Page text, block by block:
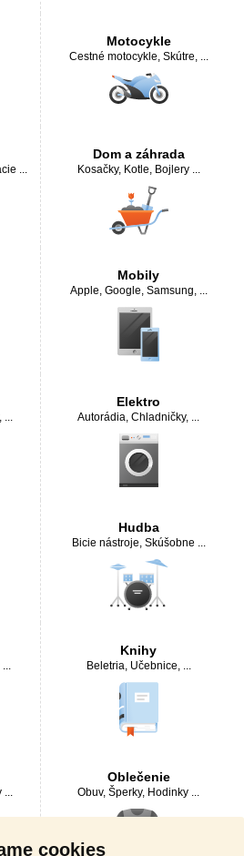
cookies
Motocykle
Cestné motocykle, Skútre, ...
...
Dom a záhrada
Kosačky, Kotle, Bojlery...
Mobily
Apple, Google, Samsung, ...
...
Elektro
Autorádia,Chladničky, ...
Hudba
Bicie nástroje, Skúšobne ...
...
Knihy
Beletria, Učebnice, ...
...
Oblečenie
Obuv,Šperky, Hodinky ...